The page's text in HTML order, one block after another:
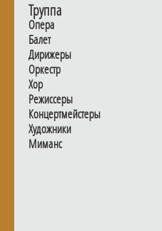
Труппа
Опера
Балет
Дирижеры
Оркестр
Хор
Режиссеры
Концертмейстеры
Художники
Миманс